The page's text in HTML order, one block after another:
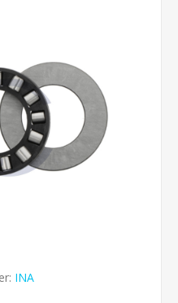
INA